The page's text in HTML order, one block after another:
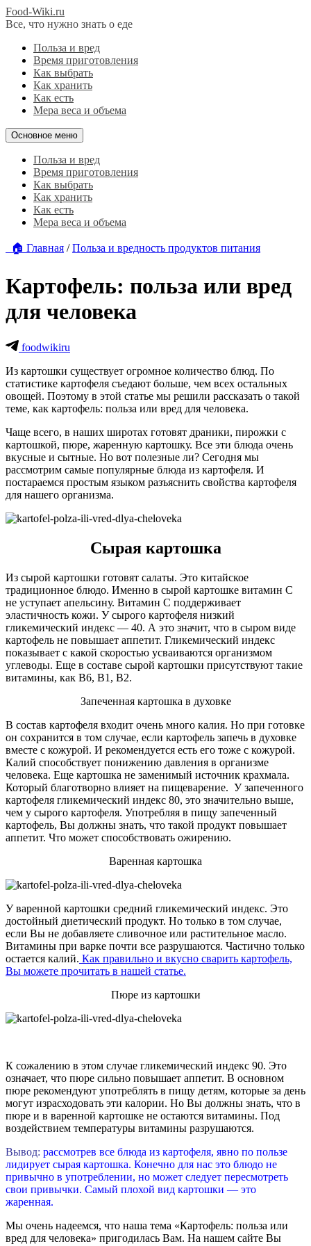
Food-Wiki.ru
Все, что нужно знать о еде
Польза и вред
Время приготовления
Как выбрать
Как хранить
Как есть
Мера веса и объема
Основное меню
Польза и вред
Время приготовления
Как выбрать
Как хранить
Как есть
Мера веса и объема
🏠 Главная /Польза и вредность продуктов питания
Картофель: польза или вред
для человека
foodwikiru
Из картошки существует огромное количество блюд. По
статистике картофеля съедают больше, чем всех остальных
овощей. Поэтому в этой статье мы решили рассказать о такой
теме, как картофель: польза или вред для человека.
Чаще всего, в наших широтах готовят драники, пирожки с
картошкой, пюре, жаренную картошку. Все эти блюда очень
вкусные и сытные. Но вот полезные ли? Сегодня мы
рассмотрим самые популярные блюда из картофеля. И
постараемся простым языком разъяснить свойства картофеля
для нашего организма.
Сырая картошка
Из сырой картошки готовят салаты. Это китайское
традиционное блюдо. Именно в сырой картошке витамин С
не уступает апельсину. Витамин С поддерживает
эластичность кожи. У сырого картофеля низкий
гликемический индекс — 40. А это значит, что в сыром виде
картофель не повышает аппетит. Гликемический индекс
показывает с какой скоростью усваиваются организмом
углеводы. Еще в составе сырой картошки присутствуют такие
витамины, как В6, В1, В2.
Запеченная картошка в духовке
В состав картофеля входит очень много калия. Но при готовке
он сохранится в том случае, если картофель запечь в духовке
вместе с кожурой. И рекомендуется есть его тоже с кожурой.
Калий способствует понижению давления в организме
человека. Еще картошка не заменимый источник крахмала.
Который благотворно влияет на пищеварение. У запеченного
картофеля гликемический индекс 80, это значительно выше,
чем у сырого картофеля. Употребляя в пищу запеченный
картофель, Вы должны знать, что такой продукт повышает
аппетит. Что может способствовать ожирению.
Варенная картошка
У варенной картошки средний гликемический индекс. Это
достойный диетический продукт. Но только в том случае,
если Вы не добавляете сливочное или растительное масло.
Витамины при варке почти все разрушаются. Частично только
остается калий. Как правильно и вкусно сварить картофель,
Вы можете прочитать в нашей статье.
Пюре из картошки
К сожалению в этом случае гликемический индекс 90. Это
означает, что пюре сильно повышает аппетит. В основном
пюре рекомендуют употреблять в пищу детям, которые за день
могут израсходовать эти калории. Но Вы должны знать, что в
пюре и в варенной картошке не остаются витамины. Под
воздействием температуры витамины разрушаются.
Вывод: рассмотрев все блюда из картофеля, явно по пользе
лидирует сырая картошка. Конечно для нас это блюдо не
привычно в употреблении, но может следует пересмотреть
свои привычки. Самый плохой вид картошки — это
жаренная.
Мы очень надеемся, что наша тема «Картофель: польза или
вред для человека» пригодилась Вам. На нашем сайте Вы